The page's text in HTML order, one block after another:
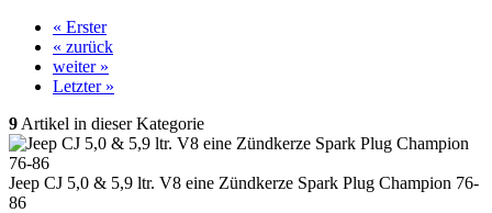
« Erster
« zurück
weiter »
Letzter »
9 Artikel in dieser Kategorie
Jeep CJ 5,0 & 5,9 ltr. V8 eine Zündkerze Spark Plug Champion 76-
86